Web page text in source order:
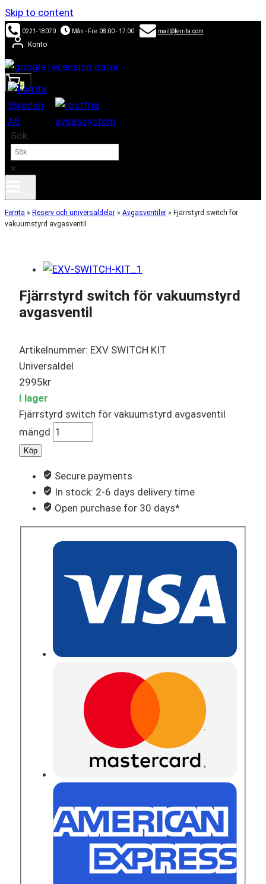
Skip to content
0221-18070 Mån - Fre: 08:00 - 17:00 mail@ferrita.com
Konto
0
Sök
×
Ferrita » Reserv och universaldelar » Avgasventiler » Fjärrstyrd switch för
vakuumstyrd avgasventil
Fjärrstyrd switch för vakuumstyrd
avgasventil
Artikelnummer: EXV SWITCH KIT
Universaldel
2995kr
I lager
Fjärrstyrd switch för vakuumstyrd avgasventil
mängd
Köp
Secure payments
In stock: 2-6 days delivery time
Open purchase for 30 days*